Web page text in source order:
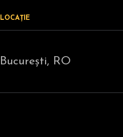
LOCAȚIE
București, RO